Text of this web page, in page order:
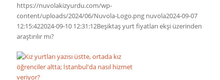
https://nuvolakizyurdu.com/wp-
content/uploads/2024/06/Nuvola-Logo.png nuvola2024-09-07
12:15:422024-09-10 12:31:12Beşiktaş yurt fiyatları ekşi üzerinden
araştırılır mı?